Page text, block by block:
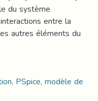
du système
entre la
autres éléments du
PSpice, modèle de